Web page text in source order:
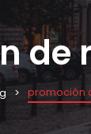
de
promoción